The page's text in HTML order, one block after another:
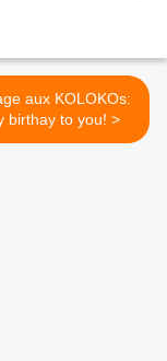
aux KOLOKOs:
Happy birthay to you! >